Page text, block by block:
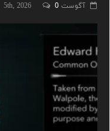
آگوست 5th, 2026 0